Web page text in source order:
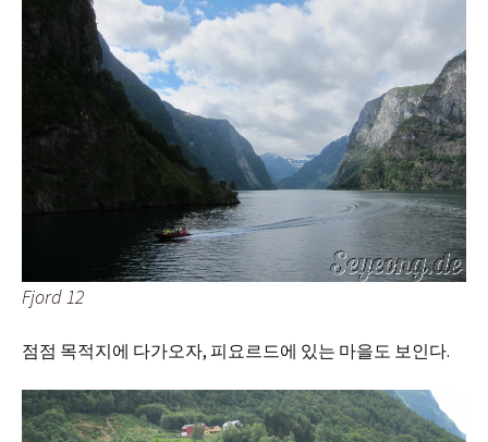
Fjord 12
점점 목적지에 다가오자, 피요르드에 있는 마을도 보인다.